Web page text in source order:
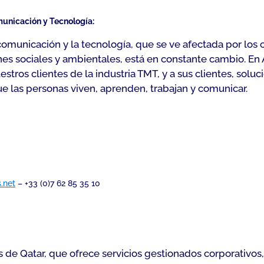
y Tecnología:
y la tecnología, que se ve afectada por
sociales y ambientales, está en constante cambio.
clientes de la industria TMT, y a sus clientes,
las personas viven, aprenden, trabajan y comunicar.
– +33 (0)7 62 85 35 10
Qatar, que ofrece servicios gestionados